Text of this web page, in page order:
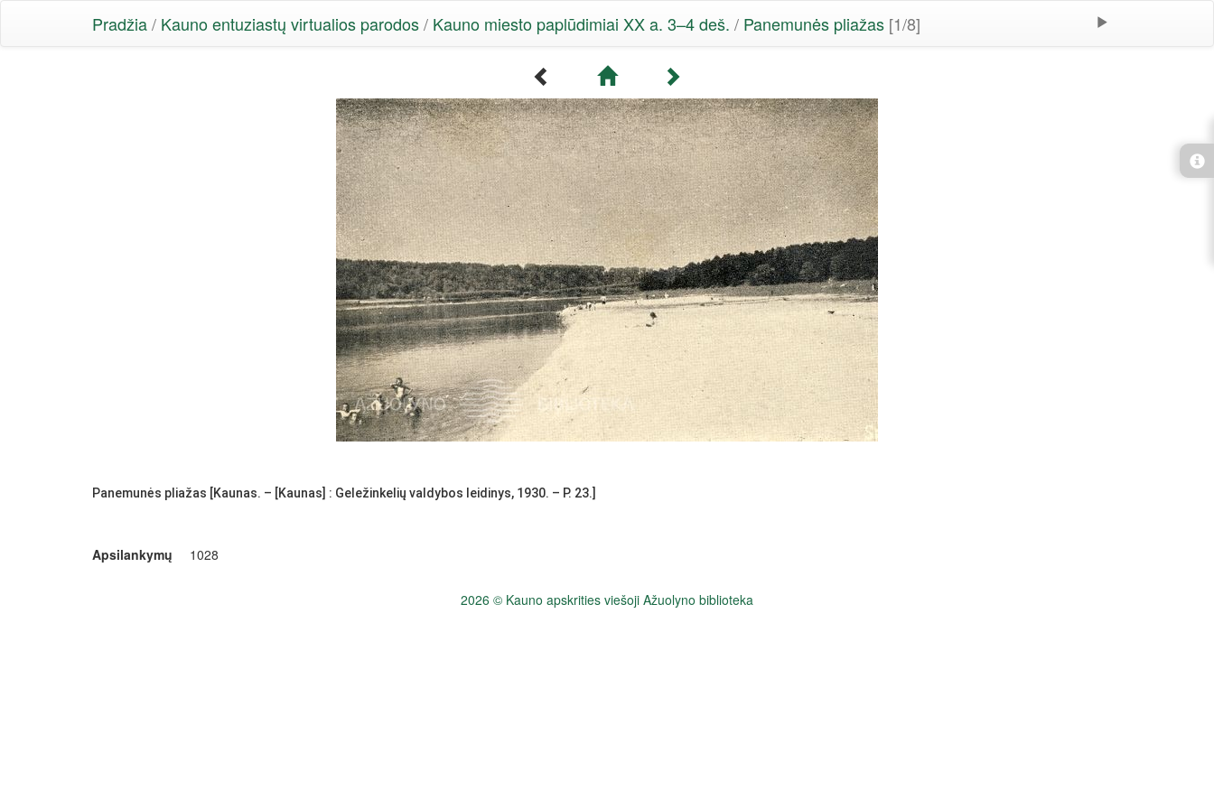
Pradžia/ Kauno entuziastų virtualios parodos/ Kauno miesto paplūdimiai XX a. 3–4 deš. / Panemunės pliažas [1/8]
Panemunės pliažas [Kaunas. – [Kaunas] : Geležinkelių valdybos leidinys, 1930. – P. 23.]
Apsilankymų 1028
2026 © Kauno apskrities viešoji Ažuolyno biblioteka